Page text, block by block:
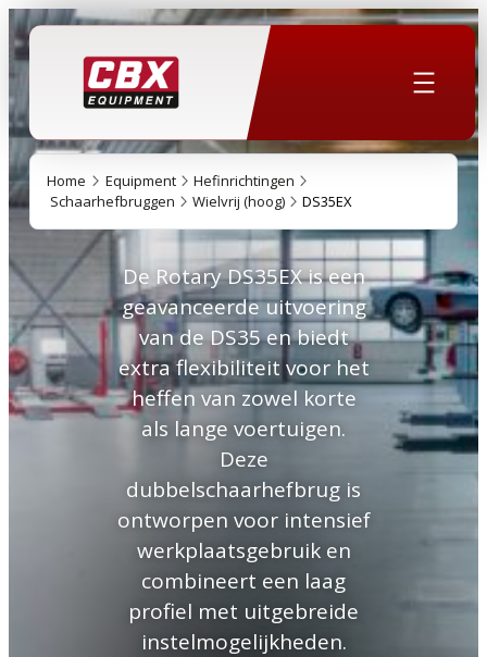
Home Equipment
Hefinrichtingen
Schaarhefbruggen
Wielvrij (hoog) DS35EX
De Rotary DS35EX is een
geavanceerde uitvoering
van de DS35 en biedt
extra flexibiliteit voor het
heffen van zowel korte
als lange voertuigen.
Deze
dubbelschaarhefbrug is
ontworpen voor intensief
werkplaatsgebruik en
combineert een laag
profiel met uitgebreide
instelmogelijkheden.